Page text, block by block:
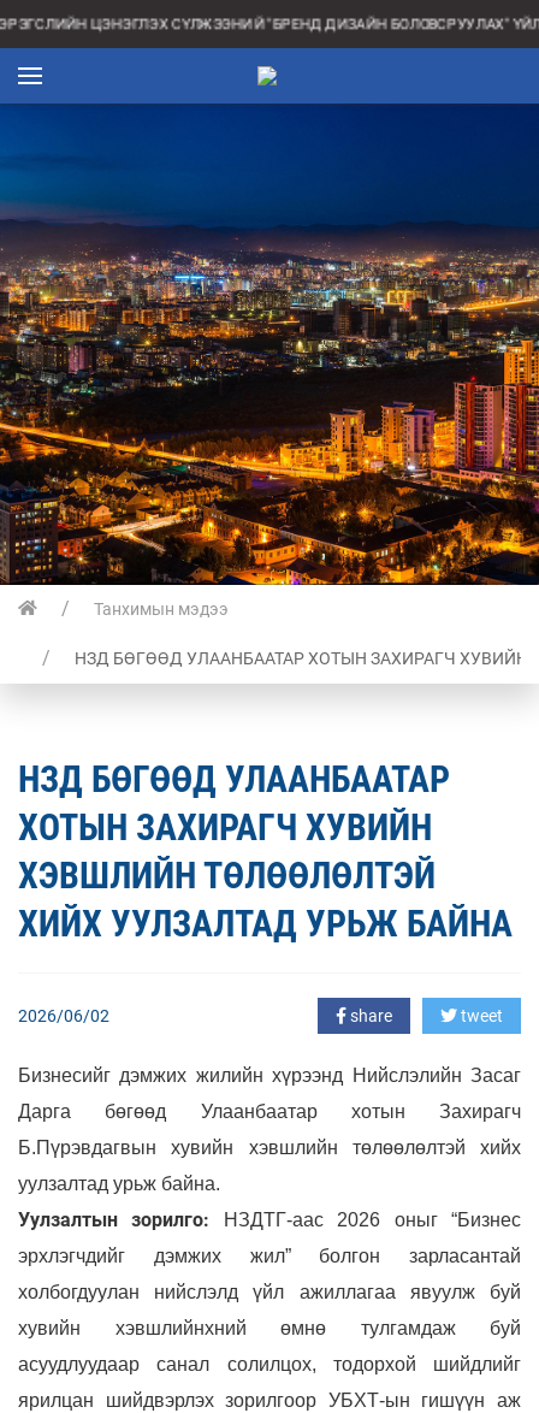
ЦЭНЭГЛЭХ СҮЛЖЭЭНИЙ "БРЕНД ДИЗАЙН БОЛОВСРУУЛАХ"
Танхимын мэдээ
НЗД БӨГӨӨД УЛААНБААТАР ХОТЫН ЗАХИРАГЧ
НЗД БӨГӨӨД УЛААНБААТАР
ХОТЫН ЗАХИРАГЧ ХУВИЙН
ХЭВШЛИЙН ТӨЛӨӨЛӨЛТЭЙ
ХИЙХ УУЛЗАЛТАД УРЬЖ БАЙНА
2026/06/02 share tweet
Бизнесийг дэмжих жилийн хүрээнд Нийслэлийн Засаг
Дарга бөгөөд Улаанбаатар хотын Захирагч
Б.Пүрэвдагвын хувийн хэвшлийн төлөөлөлтэй хийх
уулзалтад урьж байна.
Уулзалтын зорилго:
НЗДТГ-аас 2026 оныг “Бизнес
эрхлэгчдийг дэмжих жил” болгон зарласантай
холбогдуулан нийслэлд үйл ажиллагаа явуулж буй
хувийн хэвшлийнхний өмнө тулгамдаж буй
асуудлуудаар санал солилцох, тодорхой шийдлийг
ярилцан шийдвэрлэх зорилгоор УБХТ-ын гишүүн аж